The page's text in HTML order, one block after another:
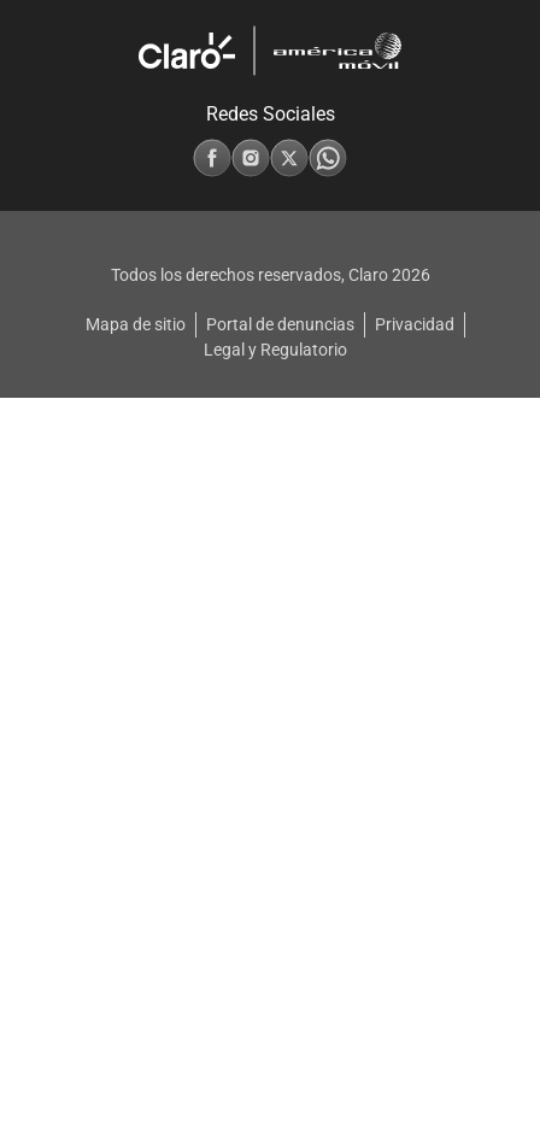
Redes Sociales
Todos los derechos reservados, Claro 2026
Mapa de sitio Portal de denuncias
Privacidad
Legal y Regulatorio